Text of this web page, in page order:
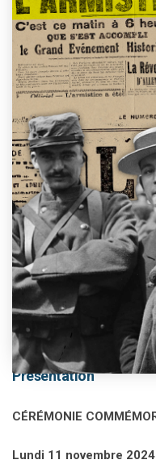
This event has passed.
Présentation
CÉRÉMONIE
Lundi 11 novembre 2024